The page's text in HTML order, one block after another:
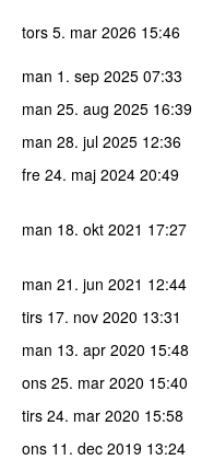
tors 5. mar 2026 15:46
man 1. sep 2025 07:33
man 25. aug 2025 16:39
man 28. jul 2025 12:36
fre 24. maj 2024 20:49
man 18. okt 2021 17:27
man 21. jun 2021 12:44
tirs 17. nov 2020 13:31
man 13. apr 2020 15:48
ons 25. mar 2020 15:40
tirs 24. mar 2020 15:58
ons 11. dec 2019 13:24